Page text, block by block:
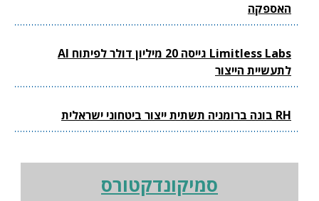
האספקה
Limitless Labs גייסה 20 מיליון דולר לפיתוח AI
לתעשיית הייצור
RH בונה ברומניה תשתית ייצור ביטחוני ישראלית
סמיקונדקטורס